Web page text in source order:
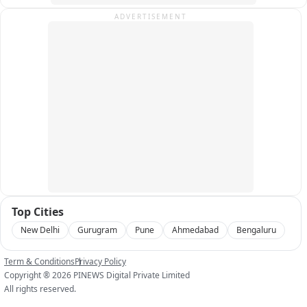
ADVERTISEMENT
Top Cities
New Delhi Gurugram Pune Ahmedabad Bengaluru
Term & ConditionsPrivacy Policy
Copyright ®2026 PINEWS Digital Private Limited
All rights reserved.